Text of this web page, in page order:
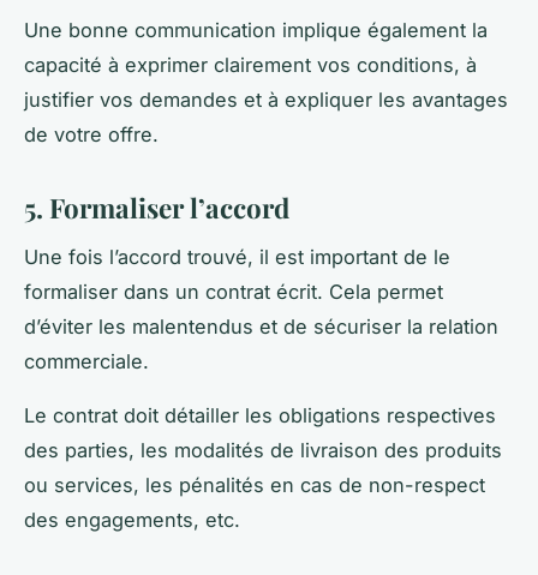
Une bonne communication implique également la
capacité à exprimer clairement vos conditions, à
justifier vos demandes et à expliquer les avantages
de votre offre.
5. Formaliser l’accord
Une fois l’accord trouvé, il est important de le
formaliser dans un contrat écrit. Cela permet
d’éviter les malentendus et de sécuriser la relation
commerciale.
Le contrat doit détailler les obligations respectives
des parties, les modalités de livraison des produits
ou services, les pénalités en cas de non-respect
des engagements, etc.